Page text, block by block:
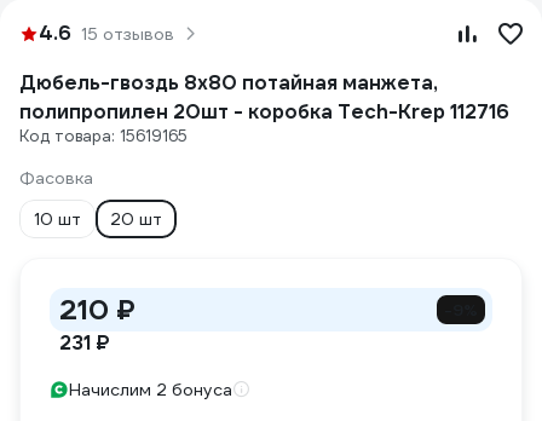
4.6 15 отзывов
Дюбель-гвоздь 8х80 потайная манжета,
полипропилен 20шт - коробка Tech-Krep 112716
Код товара: 15619165
Фасовка
10 шт
20 шт
210 ₽
231 ₽
Начислим 2 бонуса